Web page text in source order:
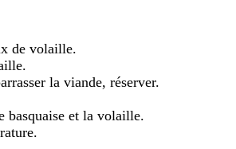
de volaille.
la viande, réserver.
basquaise et la volaille.